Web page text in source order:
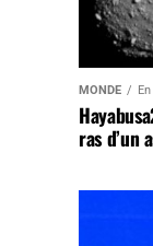
MONDE
ras d’un